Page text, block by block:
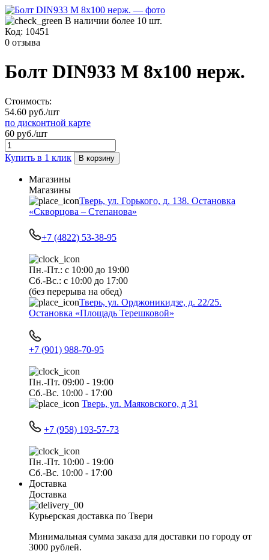
В наличии более 10 шт.
Код: 10451
0 отзыва
Болт DIN933 М 8х100 нерж.
Стоимость:
54.60 руб./шт
по дисконтной карте
60 руб./шт
Купить в 1 клик В корзину
Магазины
Магазины
Тверь, ул. Горького, д. 138. Остановка
«Скворцова – Степанова»
+7 (4822) 53-38-95
Пн.-Пт.: с 10:00 до 19:00
Сб.-Вс.: с 10:00 до 17:00
(без перерыва на обед)
Тверь, ул. Орджоникидзе, д. 22/25.
Остановка «Площадь Терешковой»
+7 (901) 988-70-95
Пн.-Пт. 09:00 - 19:00
Сб.-Вс. 10:00 - 17:00
Тверь, ул. Маяковского, д 31
+7 (958) 193-57-73
Пн.-Пт. 10:00 - 19:00
Сб.-Вс. 10:00 - 17:00
Доставка
Доставка
Курьерская доставка по Твери
Минимальная сумма заказа для доставки по городу от
3000 рублей.